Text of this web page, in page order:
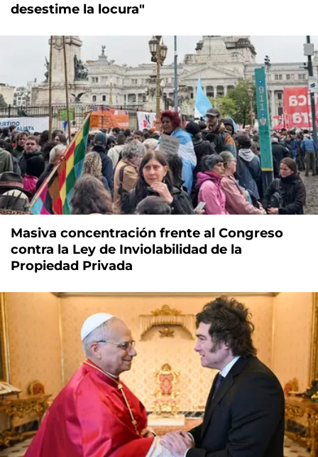
derrota de Milei: "Se logró que el gobierno
Masiva concentración frente al Congreso
contra la Ley de Inviolabilidad de la